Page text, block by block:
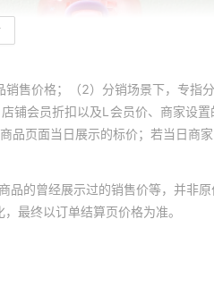
售价格；（2）分销场景下，专
会员折扣以及L会员价、商家设
页面当日展示的标价；若当日商
的曾经展示过的销售价等，并非原
最终以订单结算页价格为准。